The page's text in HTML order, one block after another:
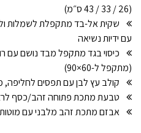
(26 / 33 / 43 ס״מ)
עם ידיות נשיאה
(מתקפל ל-60×90)
קולב עץ לבן עם תפסים לחליפה,
טבעת מתכת פתוחה זהב/כסף
אבזם מתכת זהב מלבני עם מוטות